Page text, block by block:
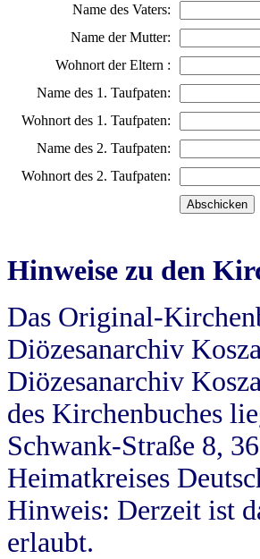
Name des Vaters:
Name der Mutter:
Wohnort der Eltern :
Name des 1. Taufpaten:
Wohnort des 1. Taufpaten:
Name des 2. Taufpaten:
Wohnort des 2. Taufpaten:
Hinweise zu den
Das Original-
Diözesanarchiv
Diözesanarchiv
des Kirchenbuches
Schwank-Straße 8,
Heimatkreises
Hinweis: Derzeit ist
erlaubt.